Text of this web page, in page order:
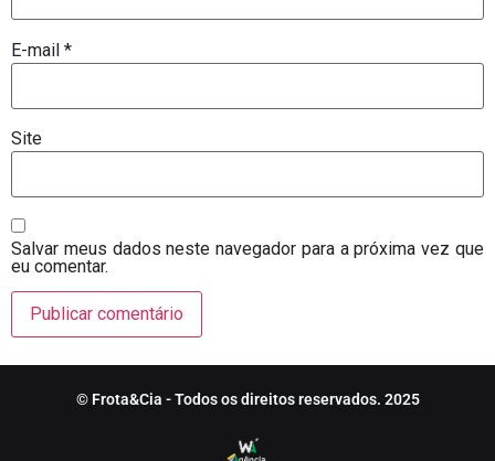
E-mail *
Site
Salvar meus dados neste navegador para a próxima vez que
eu comentar.
© Frota&Cia - Todos os direitos reservados. 2025